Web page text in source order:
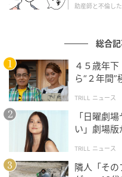
助産師と不倫し
総合
４５歳年
ら“２年間
TRILL ニュース
「日曜劇
い」劇場版
TRILL ニュース
隣人「そ